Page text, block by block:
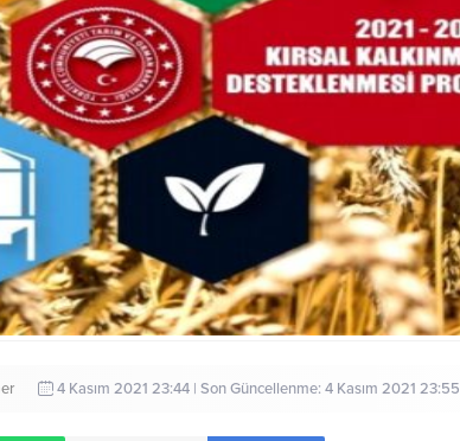
4 Kasım 2021 23:44 | Son Güncellenme: 4 Kasım 2021 23:55